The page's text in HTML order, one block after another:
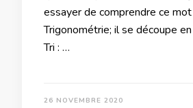
essayer de comprendre ce mot
Trigonométrie; il se découpe
Tri : …
26 NOVEMBRE 2020